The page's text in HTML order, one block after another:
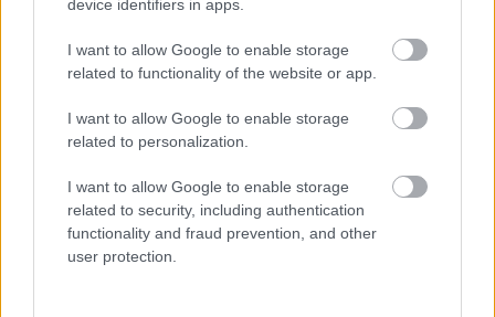
device identifiers in apps.
I want to allow Google to enable storage
related to functionality of the website or app.
I want to allow Google to enable storage
related to personalization.
I want to allow Google to enable storage
related to security, including authentication
functionality and fraud prevention, and other
user protection.
büfékkel
Iskola büfék:Tankerület - 1:0
Publikus Team